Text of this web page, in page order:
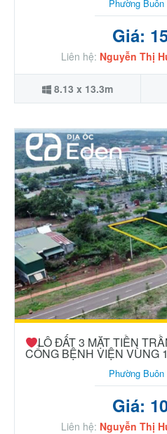
Phường
Giá:
Liên hệ: Nguyễn Thị
8.13 x 13.3m
LÔ ĐẤT 3 MẶT TIỀN
CỔNG BỆNH VIỆN VÙNG
Phường
Giá:
Liên hệ: Nguyễn Thị